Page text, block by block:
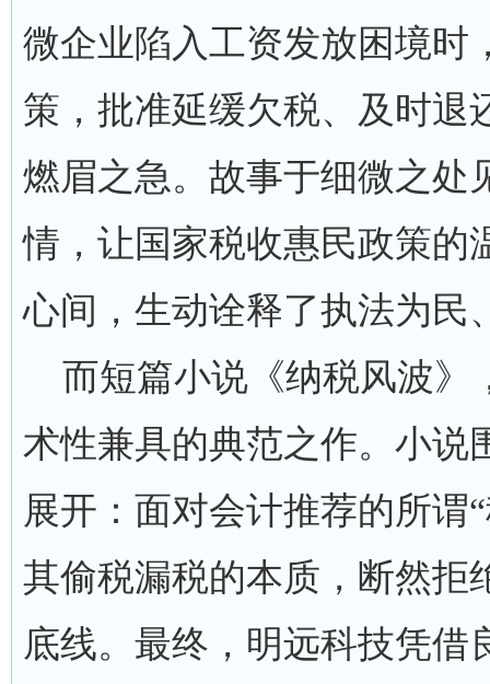
微企业陷入工资发放困境时
策，批准延缓欠税、及时退
燃眉之急。故事于细微之处
情，让国家税收惠民政策的
心间，生动诠释了执法为民
而短篇小说《纳税风波》
术性兼具的典范之作。小说
展开：面对会计推荐的所谓
其偷税漏税的本质，断然拒
底线。最终，明远科技凭